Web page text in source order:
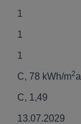
1
1
1
C, 78 kWh/m2a
C, 1,49
13.07.2029